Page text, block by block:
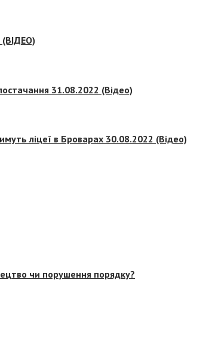
(ВІДЕО)
31.08.2022 (Відео)
ліцеї в Броварах 30.08.2022 (Відео)
чи порушення порядку?